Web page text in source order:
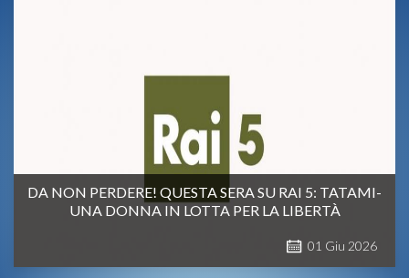
DA NON PERDERE! QUESTA SERA SU RAI 5: TATAMI-
UNA DONNA IN LOTTA PER LA LIBERTÀ
01 Giu 2026